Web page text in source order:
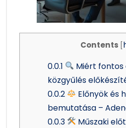
Contents
0.0.1
Miért fontos
közgyűlés
0.0.2
Előnyök és
bemutatása –
0.0.3
Műszaki